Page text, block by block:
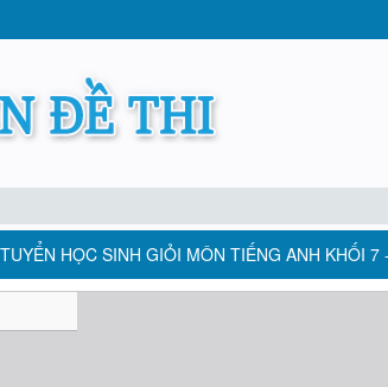
HỌC SINH GIỎI MÔN TIẾNG ANH KHỐI